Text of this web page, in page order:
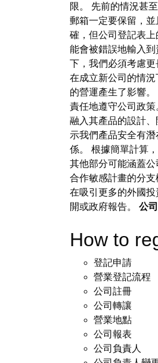
限。 先前的情況甚
郵箱一定要保留，
確，但公司登記表
能會被錯誤地輸入到
下，我們必須考慮
在成立新公司的情
的營運產生了影響
責任地遵守公司政
融入其產品的設計
示我們產品安全有
係。 根據簡單計算
其他部分可能涵蓋
合作敏感計畫的分
在吸引更多的外國
開或政府報告。 公
How to
登記申請
營業登記流程
公司註冊
公司轉讓
營業地點
公司報表
公司負責人